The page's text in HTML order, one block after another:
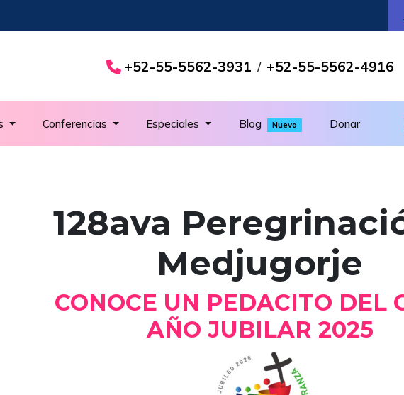
+52-55-5562-3931 / +52-55-5562-4916
Conferencias Especiales Blog Nuevo Donar
128ava
Medjugorje
CONOCE UN PEDACITO DEL
AÑO JUBILAR 2025